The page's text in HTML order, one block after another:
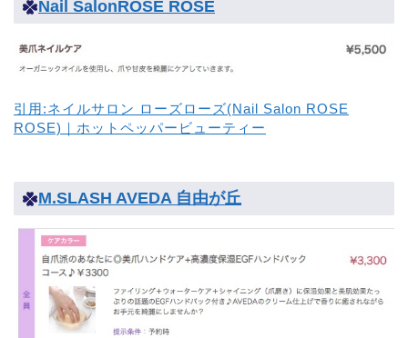
Nail SalonROSE ROSE
引用:ネイルサロン ローズローズ(Nail Salon ROSE
ROSE)｜ホットペッパービューティー
M.SLASH AVEDA 自由が丘